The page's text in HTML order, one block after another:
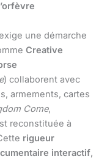
une démarche
Creative
) collaborent avec
armements, cartes
Come,
reconstituée à
rigueur
interactif,